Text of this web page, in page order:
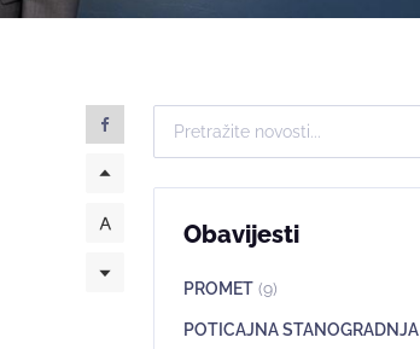
Obavijesti
PROMET (9)
POTICAJNA STANOGRADNJA